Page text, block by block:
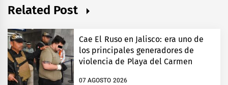
Related Post
Cae El Ruso en Jalisco: era uno de
los principales generadores de
violencia de Playa del Carmen
07 AGOSTO 2026